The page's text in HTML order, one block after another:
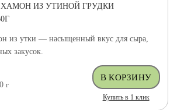
ИЗ УТИНОЙ ГРУДКИ
из утки — насыщенный вкус для сыра,
закусок.
г
Купить в 1 клик